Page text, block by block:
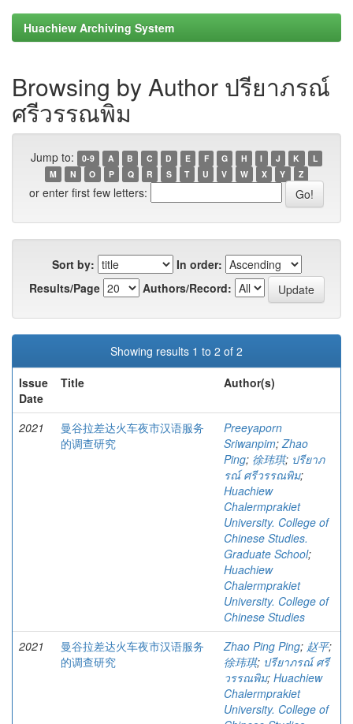
Huachiew Archiving System
Browsing by Author ปรียาภรณ์
ศรีวรรณพิม
Jump to: 0-9 A B C D E F G H I J K
L
M
N O P Q R S T U V W X Y Z
or enter first few letters:
Sort by:
In order:
Results/Page
Authors/Record:
Showing results 1 to 2 of 2
Issue
Date
Title Author(s)
2021
曼谷拉差达火车夜市汉语服务
的调查研究
Preeyaporn
Sriwanpim;Zhao
Ping; 徐玮琪; ปรียาภ
รณ์ ศรีวรรณพิม;
Huachiew
Chalermprakiet
University. College of
Chinese Studies.
Graduate School;
Huachiew
Chalermprakiet
University. College of
Chinese Studies
2021
曼谷拉差达火车夜市汉语服务
的调查研究
Zhao Ping Ping; 赵平;
徐玮琪; ปรียาภรณ์ ศรี
วรรณพิม; Huachiew
Chalermprakiet
University. College of